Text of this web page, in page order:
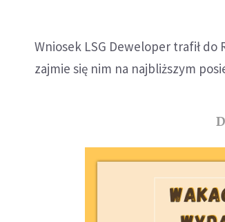
Wniosek LSG Deweloper trafił
zajmie się nim na najbliższym